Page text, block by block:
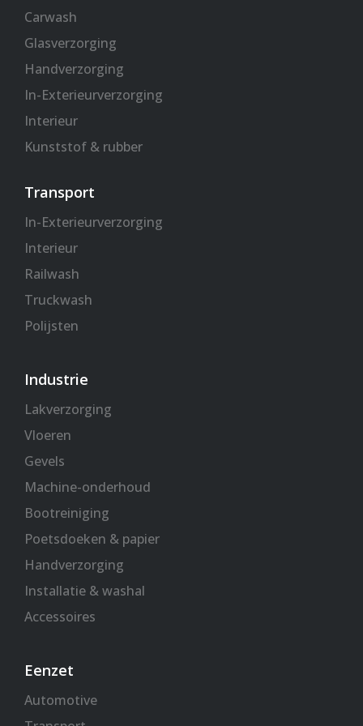
Carwash
Glasverzorging
Handverzorging
In-Exterieurverzorging
Interieur
Kunststof & rubber
Transport
In-Exterieurverzorging
Interieur
Railwash
Truckwash
Polijsten
Industrie
Lakverzorging
Vloeren
Gevels
Machine-onderhoud
Bootreiniging
Poetsdoeken & papier
Handverzorging
Installatie & washal
Accessoires
Eenzet
Automotive